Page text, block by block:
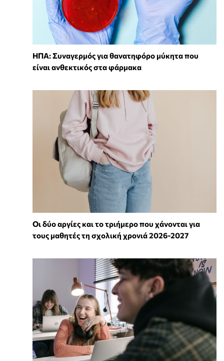
ΗΠΑ: Συναγερμός για θανατηφόρο μύκητα που
είναι ανθεκτικός στα φάρμακα
Οι δύο αργίες και το τριήμερο που χάνονται για
τους μαθητές τη σχολική χρονιά 2026-2027